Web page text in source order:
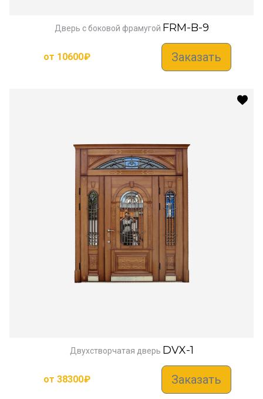
Дверь с боковой фрамугой FRM-B-9
от 10600₽ Заказать
Двухстворчатая дверь DVX-1
от 38300₽ Заказать